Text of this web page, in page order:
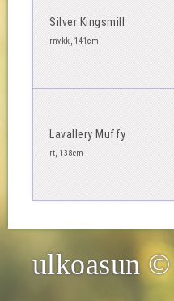
Silver Kingsmill
rnvkk, 141cm
Lavallery Muffy
rt, 138cm
ulkoasun